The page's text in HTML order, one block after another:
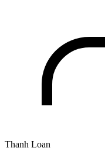
Thanh Loan